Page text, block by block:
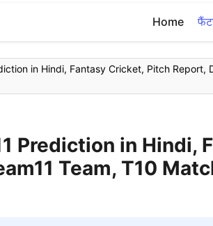
Home
in Hindi, Fantasy Cricket, Pitch Report,
Prediction in Hindi,
Team, T10